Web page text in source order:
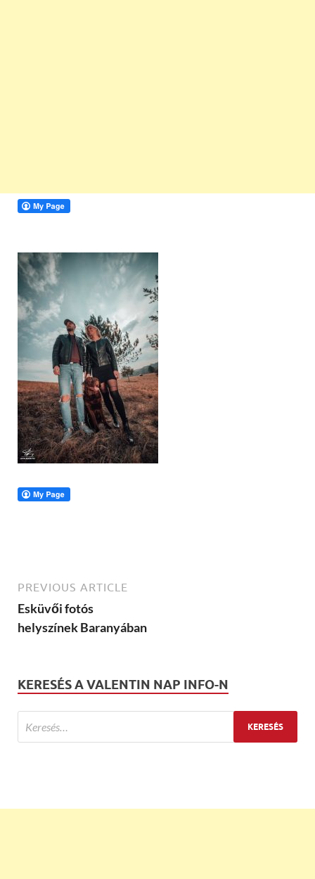
PREVIOUS ARTICLE
Esküvői fotós
helyszínek Baranyában
KERESÉS A VALENTIN NAP INFO-N